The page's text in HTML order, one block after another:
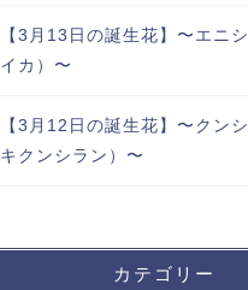
【3月13日の誕生花】〜エニ
イカ）〜
【3月12日の誕生花】〜クン
キクンシラン）〜
カテゴリー